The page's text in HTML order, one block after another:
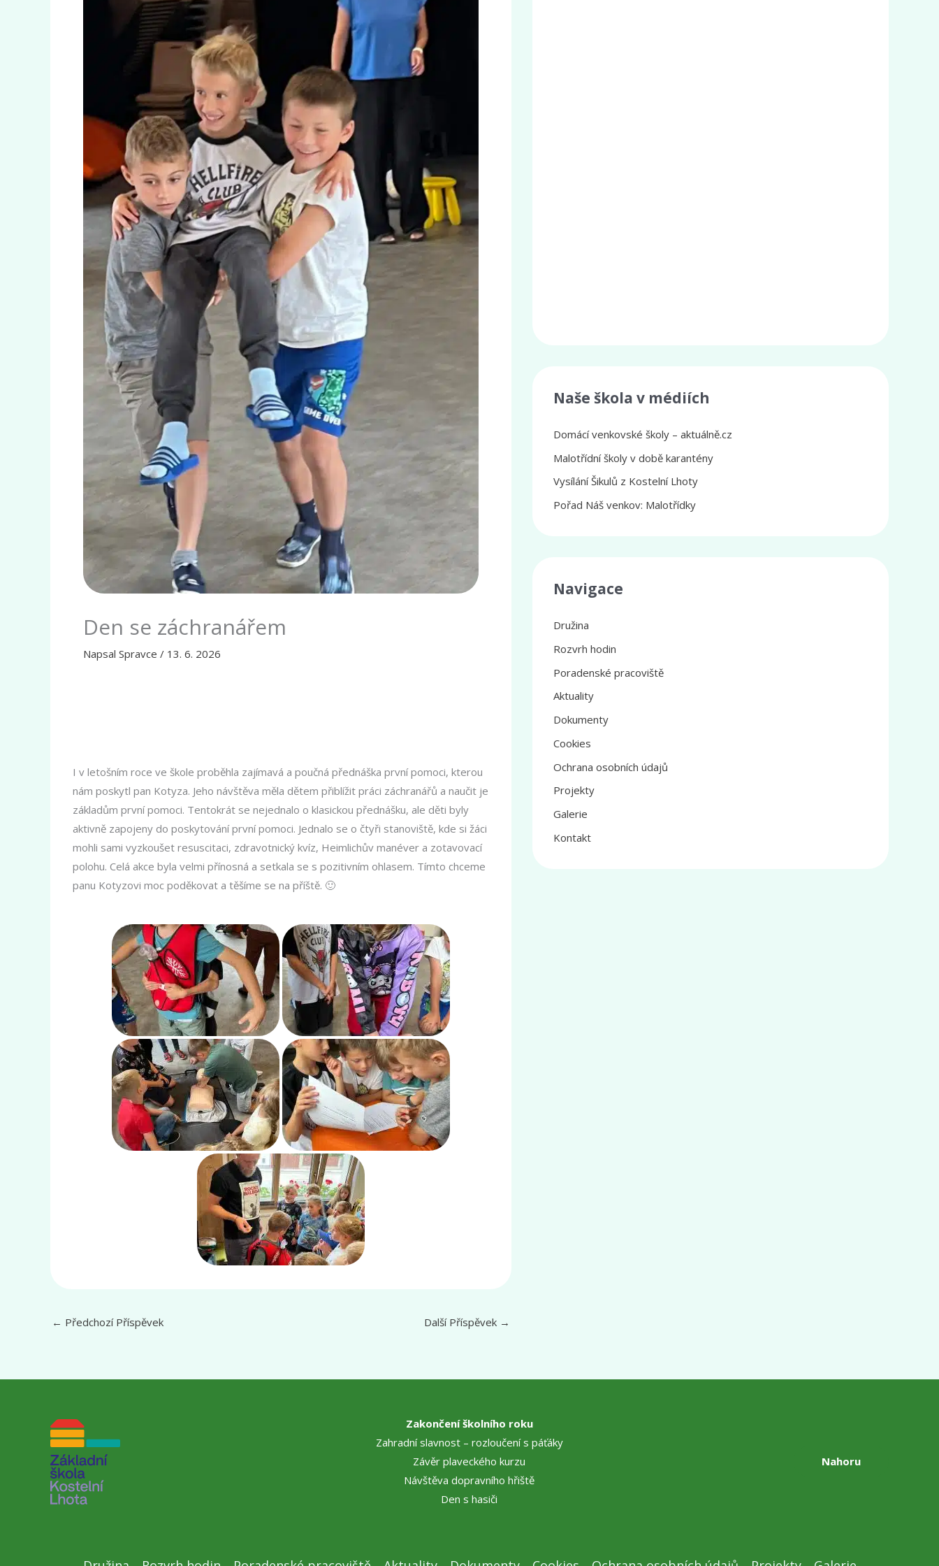
Den se záchranářem
Napsal Spravce / 13. 6. 2026
I v letošním roce ve škole proběhla zajímavá a poučná přednáška první pomoci, kterou
nám poskytl pan Kotyza. Jeho návštěva měla dětem přiblížit práci záchranářů a naučit je
základům první pomoci. Tentokrát se nejednalo o klasickou přednášku, ale děti byly
aktivně zapojeny do poskytování první pomoci. Jednalo se o čtyři stanoviště, kde si žáci
mohli sami vyzkoušet resuscitaci, zdravotnický kvíz, Heimlichův manéver a zotavovací
polohu. Celá akce byla velmi přínosná a setkala se s pozitivním ohlasem. Tímto chceme
panu Kotyzovi moc poděkovat a těšíme se na příště. 🙂
← Předchozí Příspěvek Další Příspěvek →
Naše škola v médiích
Domácí venkovské školy – aktuálně.cz
Malotřídní školy v době karantény
Vysílání Šikulů z Kostelní Lhoty
Pořad Náš venkov: Malotřídky
Navigace
Družina
Rozvrh hodin
Poradenské pracoviště
Aktuality
Dokumenty
Cookies
Ochrana osobních údajů
Projekty
Galerie
Kontakt
Zakončení školního roku
Zahradní slavnost – rozloučení s páťáky
Závěr plaveckého kurzu
Návštěva dopravního hřiště
Den s hasiči
Nahoru